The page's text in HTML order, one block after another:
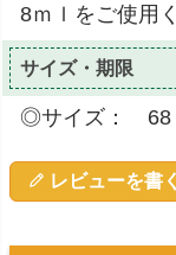
8ｍｌをご使用
サイズ・期限
◎サイズ： 68
レビューを書く